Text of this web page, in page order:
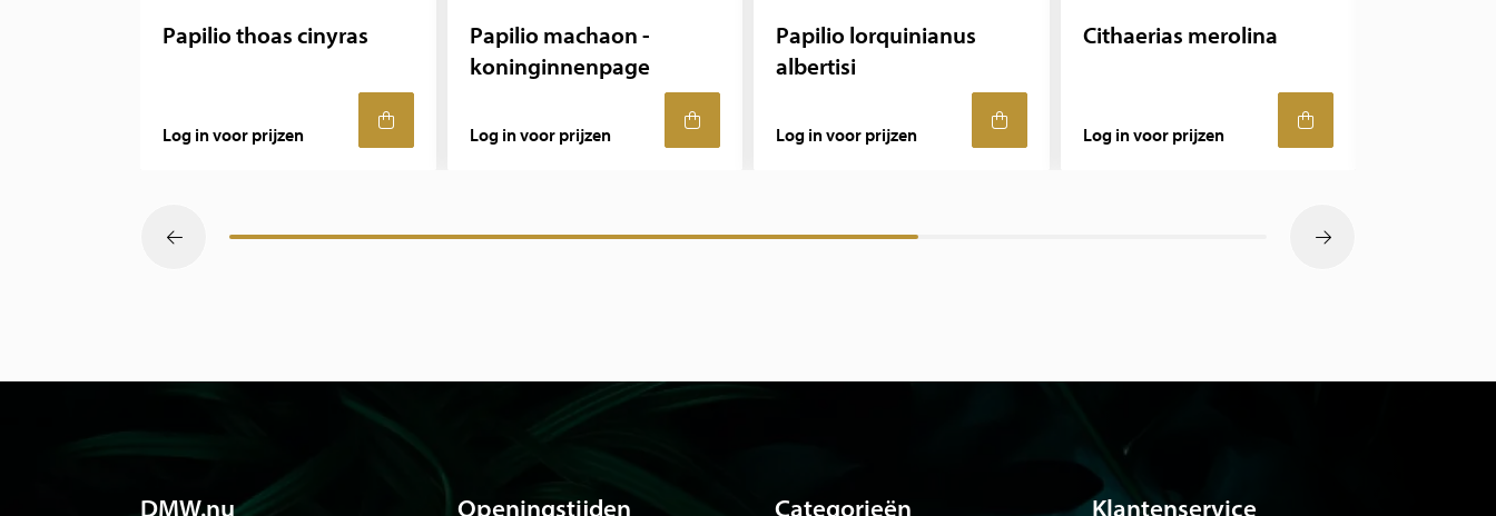
Papilio thoas cinyras
Log in voor prijzen
Papilio machaon -
koninginnenpage
Log in voor prijzen
Papilio lorquinianus
albertisi
Log in voor prijzen
Cithaerias merolina
Log in voor prijzen
DMW.nu Openingstijden Categorieën Klantenservice